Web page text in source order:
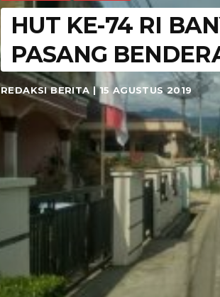
HUT KE-74 RI
PASANG
REDAKSI BERITA | 15 AGUSTUS 2019